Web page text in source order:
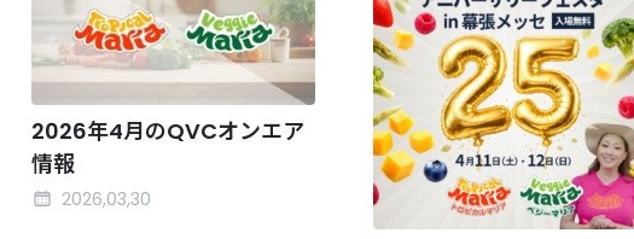
2026年4月のQVCオンエア
情報
2026,03,30